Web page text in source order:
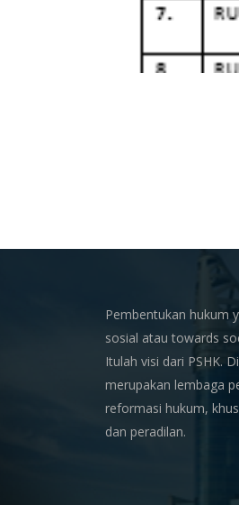
Pembentukan hukum
sosial atau towards
Itulah visi dari PSHK.
merupakan lembaga
reformasi hukum,
dan peradilan.